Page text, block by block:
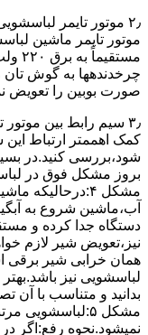
۲٫ ﻣﻮﺗﻮر ﺗﺎﯾﻤﺮ
ﻣﻮﺗﻮر ﺗﺎﯾﻤﺮ ماشین
چرخدندهها به گوش تان
ﺻﻮرت ﺑﻮﺑﯿﻦ را ﺗﻌﻮﯾﺾ
۳٫ ﺳﯿﻢ راﺑﻂ ﺑﯿﻦ
کمک اهممتر ارﺗﺒﺎط اﯾﻦ
ﺷﻮد،بررسی ﮐﻨﯿﺪ.در
ﺑﺮوز مشکل ﻓﻮق در
مشکل
آب،ﻣﺎﺷﯿﻦ ﺷﺮوع ﺑﻪ
دستگاه جدا کرده و
نیز،تعویض شیر لازم
همان خرابی شیر برقی
لباسشویی نیز
بدانید و متناسب با آن
مشکل
نمیشود.نحوه رﻓﻊ:اﮔﺮ